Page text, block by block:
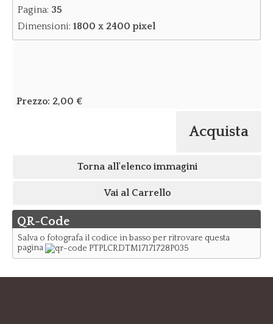
Pagina: 35
Dimensioni: 1800 x 2400 pixel
Prezzo: 2,00 €
Acquista
Torna all'elenco immagini
Vai al Carrello
QR-Code
Salva o fotografa il codice in basso per ritrovare questa
pagina